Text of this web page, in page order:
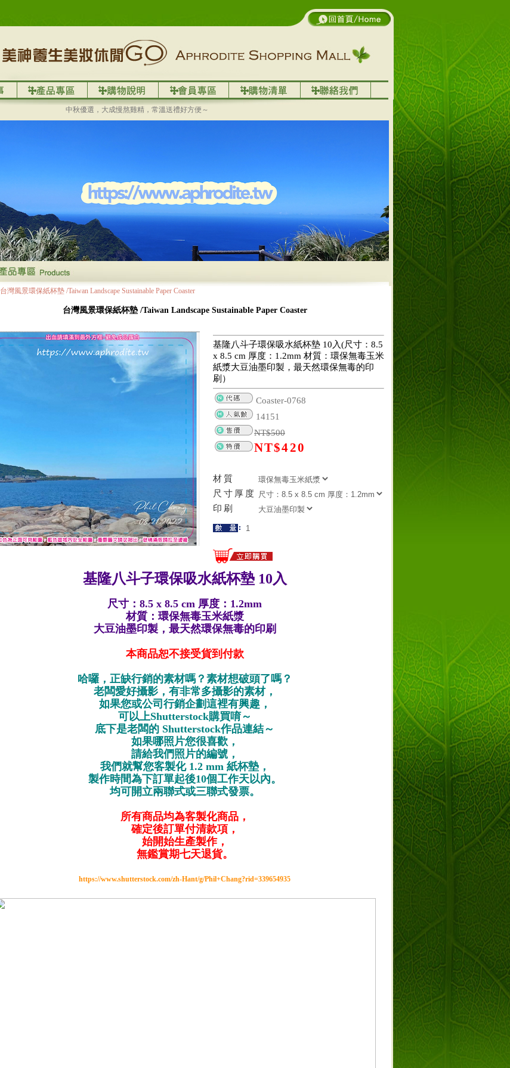
中秋優選，大成慢熬雞精，常溫送禮好方便～
台灣風景環保紙杯墊 /Taiwan Landscape Sustainable Paper Coaster
台灣風景環保紙杯墊 /Taiwan Landscape Sustainable Paper Coaster
基隆八斗子環保吸水紙杯墊 10入(尺寸：8.5
x 8.5 cm 厚度：1.2mm 材質：環保無毒玉米
紙漿大豆油墨印製，最天然環保無毒的印
刷）
Coaster-0768
14151
NT$500
NT$420
材質
尺寸厚度
印刷
基隆八斗子環保吸水紙杯墊 10入
尺寸：8.5 x 8.5 cm 厚度：1.2mm
材質：環保無毒玉米紙漿
大豆油墨印製，最天然環保無毒的印刷
本商品恕不接受貨到付款
哈囉，正缺行銷的素材嗎？素材想破頭了嗎？
老闆愛好攝影，有非常多攝影的素材，
如果您或公司行銷企劃這裡有興趣，
可以上Shutterstock購買唷～
底下是老闆的 Shutterstock作品連結～
如果哪照片您很喜歡，
請給我們照片的編號，
我們就幫您客製化 1.2 mm 紙杯墊，
製作時間為下訂單起後10個工作天以內。
均可開立兩聯式或三聯式發票。
所有商品均為客製化商品，
確定後訂單付清款項，
始開始生產製作，
無鑑賞期七天退貨。
https://www.shutterstock.com/zh-Hant/g/Phil+Chang?rid=339654935